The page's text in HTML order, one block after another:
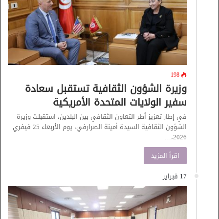
198
وزيرة الشؤون الثقافية تستقبل سعادة
سفير الولايات المتحدة الأمريكية
في إطار تعزيز أطر التعاون الثقافي بين البلدين، استقبلت وزيرة
الشؤون الثقافية السيدة أمينة الصرارفي، يوم الأربعاء 25 فيفري
2026،…
اقرأ المزيد
17 فبراير